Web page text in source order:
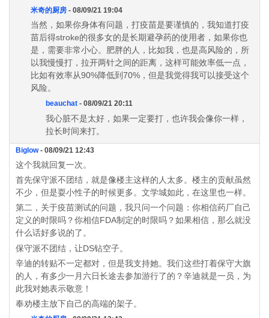
米奇的厨房 - 08/09/21 19:04
当然，如果你身体有问题，打疫苗是要谨慎的，我知道打疫
苗后得stroke的很多女的是长期避孕药的使用者，如果你也
是，需要非常小心。肥胖的人，比如我，也是高风险的，所
以我慢慢打，拉开两针之间的距离，这样可能效率低一点，
比如有效率从90%降低到70%，但是我觉得我可以接受这个
风险。
beauchat - 08/09/21 20:11
我心脏不是太好，如果一定要打，也许我会像你一样，
拉长时间来打。
Biglow- 08/09/21 12:43
这个我就回复一次。
首先保守派不团结，就是像楼主这样的人太多。楼主的贡献虽然
不少，但是耍小性子的时候更多。文学城如此，在这里也一样。
第二，关于疫苗测试的问题，我只问一个问题：你相信药厂自己
定义的时限吗？你相信FDA制定的时限吗？如果相信，那么就没
什么话好多说的了。
保守派不团结，让DS钻空子。
辛迪的转贴不一定都对，但是我支持她。我们这些打着保守大旗
的人，有多少一月六日长途去参加游行了的？辛迪就是一员，为
此我对她表示敬意！
奉劝楼主放下自己的高端的架子。